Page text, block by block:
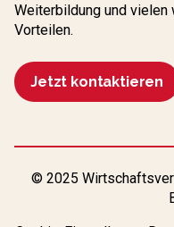
Weiterbildung und
Vorteilen.
Jetzt kontaktieren
© 2025